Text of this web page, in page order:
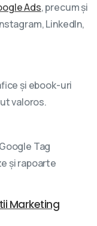
Ads, precum și
LinkedIn,
și ebook-uri
valoros.
Tag
și rapoarte
Marketing